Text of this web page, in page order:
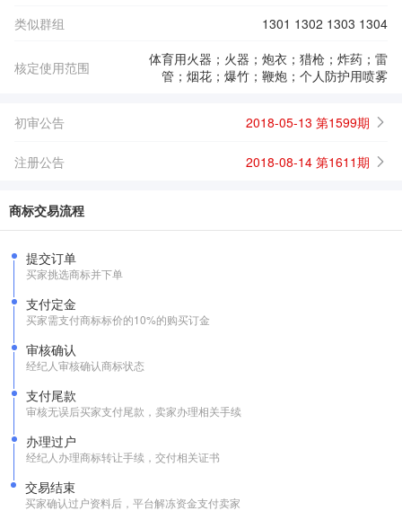
类似群组
1301 1302 1303 1304
核定使用范围
体育用火器；火器；炮衣；猎枪；炸药；雷
管；烟花；爆竹；鞭炮；个人防护用喷雾
初审公告 2018-05-13 第1599期
注册公告 2018-08-14 第1611期
商标交易流程
提交订单
买家挑选商标并下单
支付定金
买家需支付商标标价的10%的购买订金
审核确认
经纪人审核确认商标状态
支付尾款
审核无误后买家支付尾款，卖家办理相关手续
办理过户
经纪人办理商标转让手续，交付相关证书
交易结束
买家确认过户资料后，平台解冻资金支付卖家